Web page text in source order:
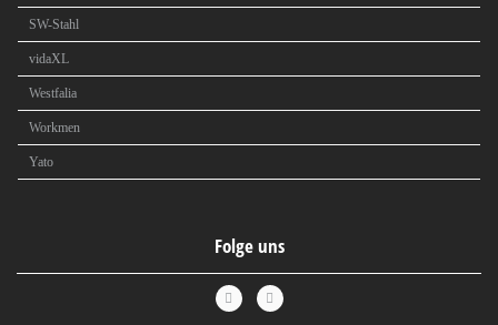
SW-Stahl
vidaXL
Westfalia
Workmen
Yato
Folge uns